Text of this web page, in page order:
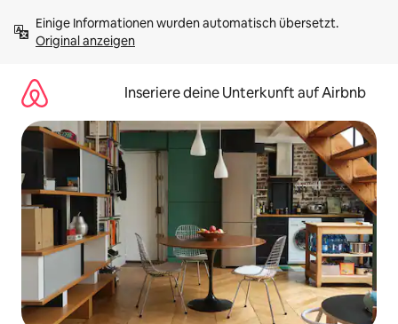
Inhalten
springenOriginal anzeigen
Inseriere deine Unterkunft auf Airbnb